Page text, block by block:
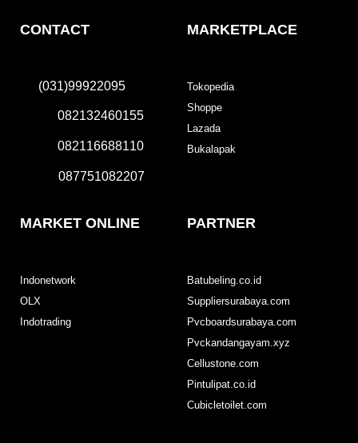
CONTACT
(031)99922095
082132460155
082116688110
087751082207
MARKETPLACE
Tokopedia
Shoppe
Lazada
Bukalapak
MARKET ONLINE
Indonetwork
OLX
Indotrading
PARTNER
Batubeling.co.id
Suppliersurabaya.com
Pvcboardsurabaya.com
Pvckandangayam.xyz
Cellustone.com
Pintulipat.co.id
Cubicletoilet.com